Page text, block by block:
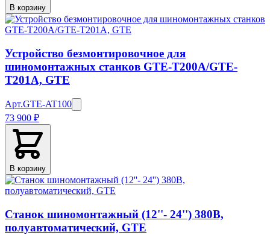
В корзину
Устройство безмонтировочное для
шиномонтажных станков GTE-T200A/GTE-
T201A, GTE
Арт.GTE-AT100
73 900 ₽
В корзину
Станок шиномонтажный (12''- 24'') 380В,
полуавтоматический, GTE